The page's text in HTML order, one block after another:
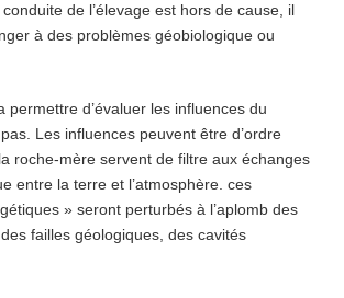
de l’élevage est hors de cause, il
à des problèmes géobiologique ou
permettre d’évaluer les influences du
Les influences peuvent être d’ordre
roche-mère servent de filtre aux échanges
entre la terre et l’atmosphère. ces
» seront perturbés à l’aplomb des
failles géologiques, des cavités